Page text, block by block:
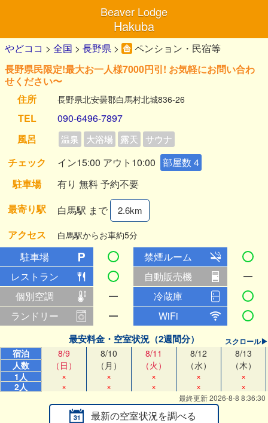
Beaver Lodge
Hakuba
やどココ > 全国 > 長野県 >
ペンション・民宿等
長野県民限定!最大お一人様7000円引! お気軽にお問い合わ
せください〜
住所
長野県北安曇郡白馬村北城836-26
TEL
090-6496-7897
風呂
温泉 大浴場 露天 サウナ
チェック イン15:00 アウト10:00 部屋数 4
駐車場
有り 無料 予約不要
最寄り駅
白馬駅 まで 2.6km
アクセス 白馬駅からお車約5分
駐車場
禁煙ルーム
レストラン
自動販売機
個別空調
冷蔵庫
ランドリー
WiFi
最安料金・空室状況（2週間分） スクロール▶
宿泊 8/9 8/10 8/11 8/12
8/13
人数
（日） （月） （火） （水）
（木）
1人
× × × ×
×
2人
× × × × ×
最終更新 2026-8-8 8:36:30
最新の空室状況を調べる